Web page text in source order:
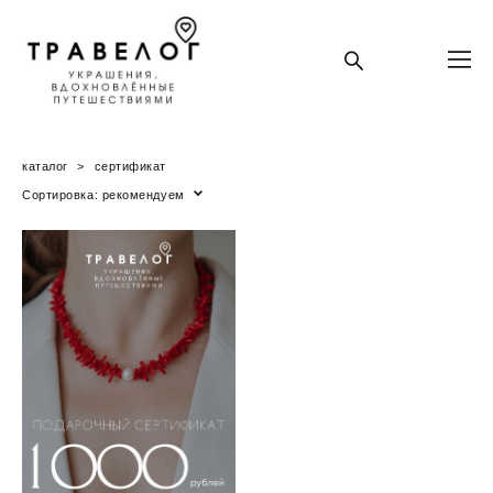
каталог > сертификат
Сортировка: рекомендуем